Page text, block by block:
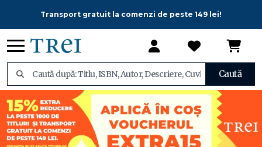
Transport gratuit la comenzi de peste 149 lei!
Caută